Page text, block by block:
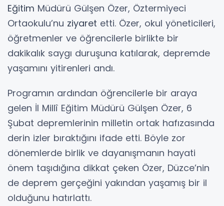
Eğitim Müdürü Gülşen Özer, Öztermiyeci
Ortaokulu’nu ziyaret etti. Özer, okul yöneticileri,
öğretmenler ve öğrencilerle birlikte bir
dakikalık saygı duruşuna katılarak, depremde
yaşamını yitirenleri andı.
Programın ardından öğrencilerle bir araya
gelen İl Millî Eğitim Müdürü Gülşen Özer, 6
Şubat depremlerinin milletin ortak hafızasında
derin izler bıraktığını ifade etti. Böyle zor
dönemlerde birlik ve dayanışmanın hayati
önem taşıdığına dikkat çeken Özer, Düzce’nin
de deprem gerçeğini yakından yaşamış bir il
olduğunu hatırlattı.